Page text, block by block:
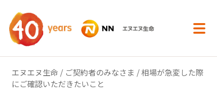
エヌエヌ生命 / ご契約者のみなさま / 相場が急変した際
にご確認いただきたいこと